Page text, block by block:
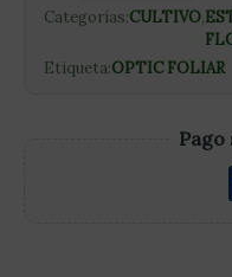
Categorías:CULTIVO,
Etiqueta:OPTIC FOLIAR